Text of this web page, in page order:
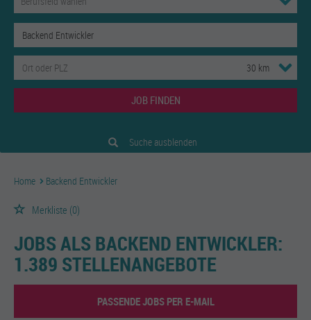
JOB FINDEN
Suche ausblenden
Home Backend Entwickler
Merkliste (0)
JOBS ALS BACKEND ENTWICKLER:
1.389 STELLENANGEBOTE
PASSENDE JOBS PER E-MAIL